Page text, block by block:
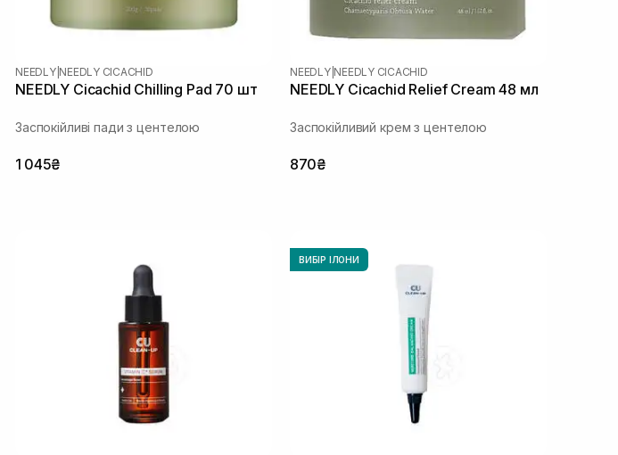
NEEDLY| NEEDLY CICACHID
NEEDLY Cicachid Chilling Pad 70 шт
Заспокійливі пади з центелою
1 045₴
NEEDLY| NEEDLY CICACHID
NEEDLY Cicachid Relief Cream 48 мл
Заспокійливий крем з центелою
870₴
ВИБІР ІЛОНИ